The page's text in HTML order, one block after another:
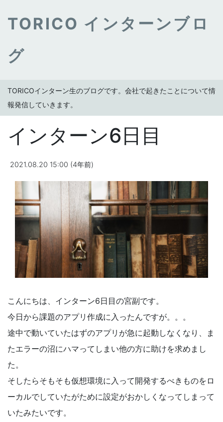
TORICO インターンブロ
グ
TORICOインターン生のブログです。会社で起きたことについて情
報発信していきます。
インターン6日目
2021.08.20 15:00 (4年前)
こんにちは、インターン6日目の宮副です。
今日から課題のアプリ作成に入ったんですが。。。
途中で動いていたはずのアプリが急に起動しなくなり、ま
たエラーの沼にハマってしまい他の方に助けを求めまし
た。
そしたらそもそも仮想環境に入って開発するべきものをロ
ーカルでしていたがために設定がおかしくなってしまって
いたみたいです。